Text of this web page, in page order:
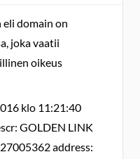
domain on
joka vaatii
oikeus
klo 11:21:40
GOLDEN LINK
address: